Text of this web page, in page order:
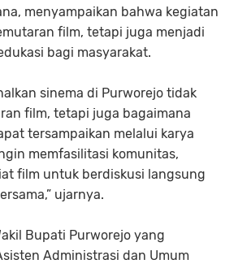
menyampaikan bahwa kegiatan
film, tetapi juga menjadi
bagi masyarakat.
sinema di Purworejo tidak
film, tetapi juga bagaimana
tersampaikan melalui karya
memfasilitasi komunitas,
film untuk berdiskusi langsung
ujarnya.
Bupati Purworejo yang
Administrasi dan Umum